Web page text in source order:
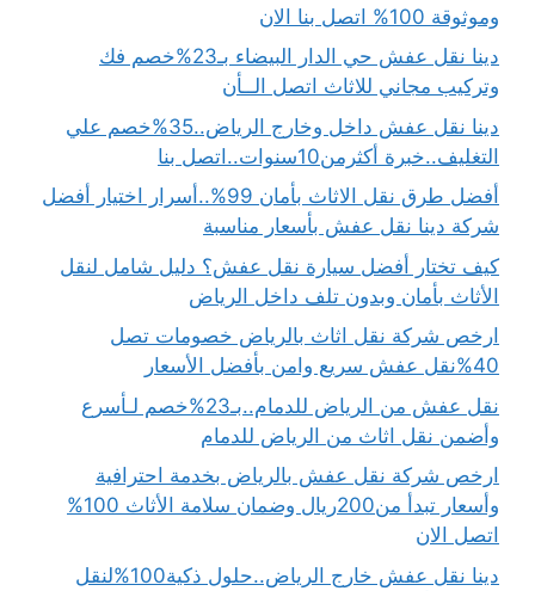
وموثوقة 100% اتصل بنا الان
دينا نقل عفش حي الدار البيضاء بـ23%خصم فك
وتركيب مجاني للاثاث اتصل الــأن
دينا نقل عفش داخل وخارج الرياض..35%خصم علي
التغليف..خبرة أكثرمن10سنوات..اتصل بنا
أفضل طرق نقل الاثاث بأمان 99%..أسرار اختيار أفضل
شركة دينا نقل عفش بأسعار مناسبة
كيف تختار أفضل سيارة نقل عفش؟ دليل شامل لنقل
الأثاث بأمان وبدون تلف داخل الرياض
ارخص شركة نقل اثاث بالرياض خصومات تصل
40%نقل عفش سريع وامن بأفضل الأسعار
نقل عفش من الرياض للدمام..بـ23%خصم لـأسرع
وأضمن نقل اثاث من الرياض للدمام
ارخص شركة نقل عفش بالرياض بخدمة احترافية
وأسعار تبدأ من200ريال وضمان سلامة الأثاث 100%
اتصل الان
دينا نقل عفش خارج الرياض..حلول ذكية100%لنقل